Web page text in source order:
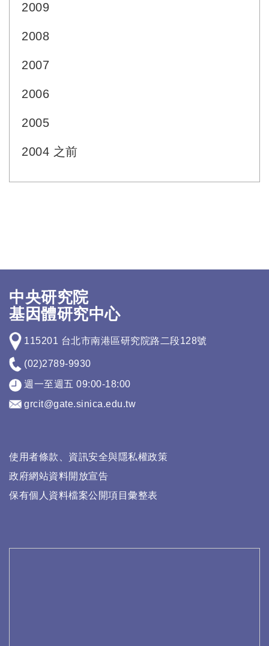
2009
2008
2007
2006
2005
2004 之前
中央研究院
基因體研究中心
115201 台北市南港區研究院路二段128號
(02)2789-9930
週一至週五 09:00-18:00
grcit@gate.sinica.edu.tw
使用者條款、資訊安全與隱私權政策
政府網站資料開放宣告
保有個人資料檔案公開項目彙整表